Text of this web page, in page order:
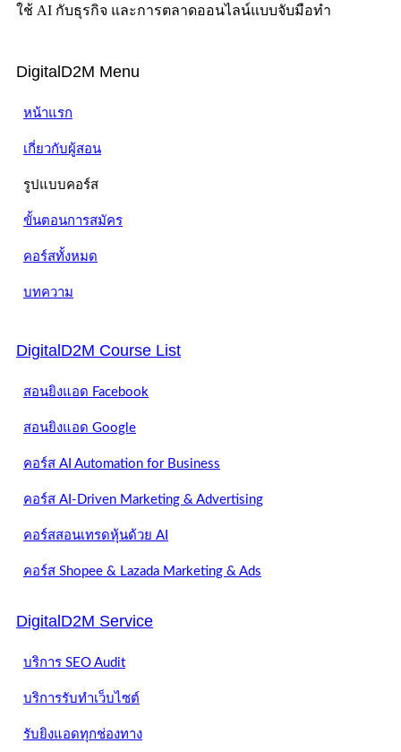
ใช้ AI กับธุรกิจ และการตลาดออนไลน์แบบจับมือทำ
DigitalD2M Menu
หน้าแรก
เกี่ยวกับผู้สอน
รูปแบบคอร์ส
ขั้นตอนการสมัคร
คอร์สทั้งหมด
บทความ
DigitalD2M Course List
สอนยิงแอด Facebook
สอนยิงแอด Google
คอร์ส AI Automation for Business
คอร์ส AI-Driven Marketing & Advertising
คอร์สสอนเทรดหุ้นด้วย AI
คอร์ส Shopee & Lazada Marketing & Ads
DigitalD2M Service
บริการ SEO Audit
บริการรับทำเว็บไซต์
รับยิงแอดทุกช่องทาง